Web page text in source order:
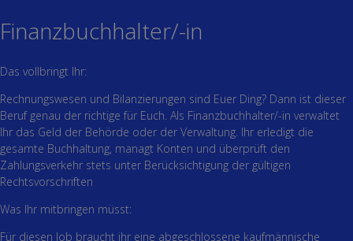
Finanzbuchhalter/-in
Das vollbringt Ihr:
Rechnungswesen und Bilanzierungen sind Euer Ding? Dann ist dieser
Beruf genau der richtige für Euch. Als Finanzbuchhalter/-in verwaltet
Ihr das Geld der Behörde oder der Verwaltung. Ihr erledigt die
gesamte Buchhaltung, managt Konten und überprüft den
Zahlungsverkehr stets unter Berücksichtigung der gültigen
Rechtsvorschriften
Was Ihr mitbringen müsst:
Für diesen Job braucht ihr eine abgeschlossene kaufmännische